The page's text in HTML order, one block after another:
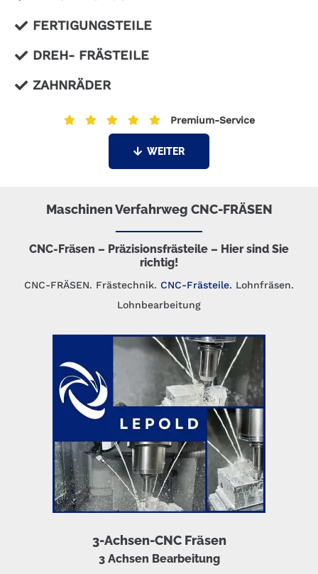
FERTIGUNGSTEILE
DREH- FRÄSTEILE
ZAHNRÄDER
Premium-Service
WEITER
Maschinen Verfahrweg CNC-FRÄSEN
CNC-Fräsen – Präzisionsfrästeile – Hier sind Sie
richtig!
CNC-FRÄSEN. Frästechnik. CNC-Frästeile. Lohnfräsen.
Lohnbearbeitung
3-Achsen-CNC Fräsen
3 Achsen Bearbeitung